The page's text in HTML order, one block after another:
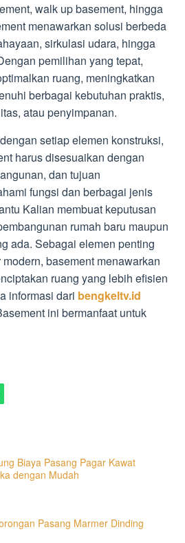
walk up basement, hingga
menawarkan solusi berbeda
sirkulasi udara, hingga
pemilihan yang tepat,
ruang, meningkatkan
berbagai kebutuhan praktis,
atau penyimpanan.
setiap elemen konstruksi,
harus disesuaikan dengan
dan tujuan
fungsi dan berbagai jenis
Kalian membuat keputusan
rumah baru maupun
ada. Sebagai elemen penting
basement menawarkan
ruang yang lebih efisien
informasi dari bengkeltv.id
ini bermanfaat untuk
Biaya Pasang Pagar Kawat
dengan Mudah
Pasang Marmer Dinding